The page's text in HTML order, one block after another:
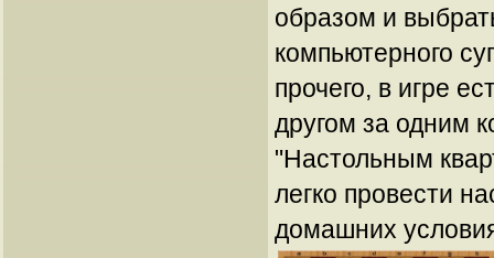
образом и
компьютерного
прочего, в игре
другом за одним
"Настольным
легко провести
домашних